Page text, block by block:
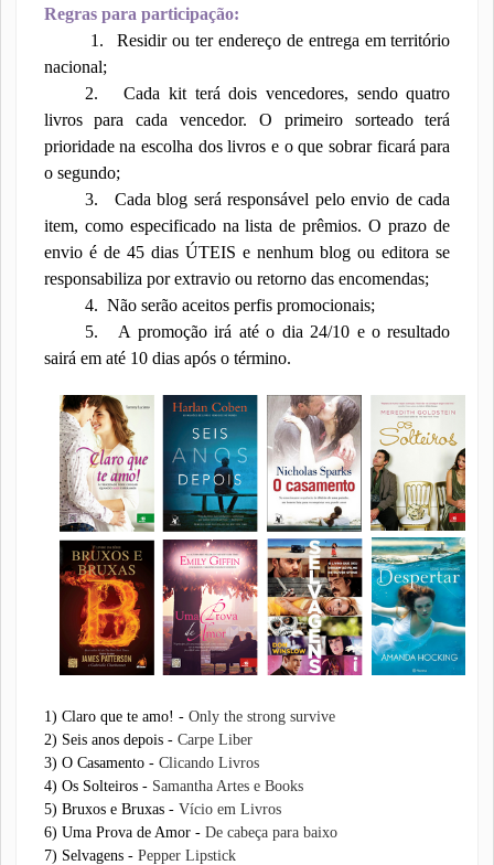
Regras para participação:
1.
Residir ou ter endereço de entrega em território
nacional;
2.
Cada kit terá dois vencedores, sendo quatro
livros para cada vencedor. O primeiro sorteado terá
prioridade na escolha dos livros e o que sobrar ficará para
o segundo;
3.
Cada blog será responsável pelo envio de cada
item, como especificado na lista de prêmios. O prazo de
envio é de 45 dias ÚTEIS e nenhum blog ou editora se
responsabiliza por extravio ou retorno das encomendas;
4. Não serão aceitos perfis promocionais;
5.
A promoção irá até o dia 24/10 e o resultado
sairá em até 10 dias após o término.
1) Claro que te amo! - Only the strong survive
2) Seis anos depois - Carpe Liber
3) O Casamento - Clicando Livros
4) Os Solteiros - Samantha Artes e Books
5) Bruxos e Bruxas - Vício em Livros
6) Uma Prova de Amor - De cabeça para baixo
7) Selvagens - Pepper Lipstick